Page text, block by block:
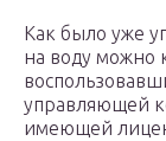
Как было уже
на воду можно
управляющей
имеющей